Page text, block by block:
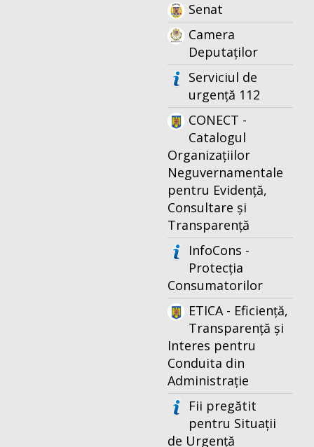
Senat
Camera
Deputaților
Serviciul de
urgență 112
CONECT -
Catalogul
Organizațiilor
Neguvernamentale
pentru Evidență,
Consultare și
Transparență
InfoCons -
Protecția
Consumatorilor
ETICA - Eficiență,
Transparență și
Interes pentru
Conduita din
Administrație
Fii pregătit
pentru Situații
de Urgență